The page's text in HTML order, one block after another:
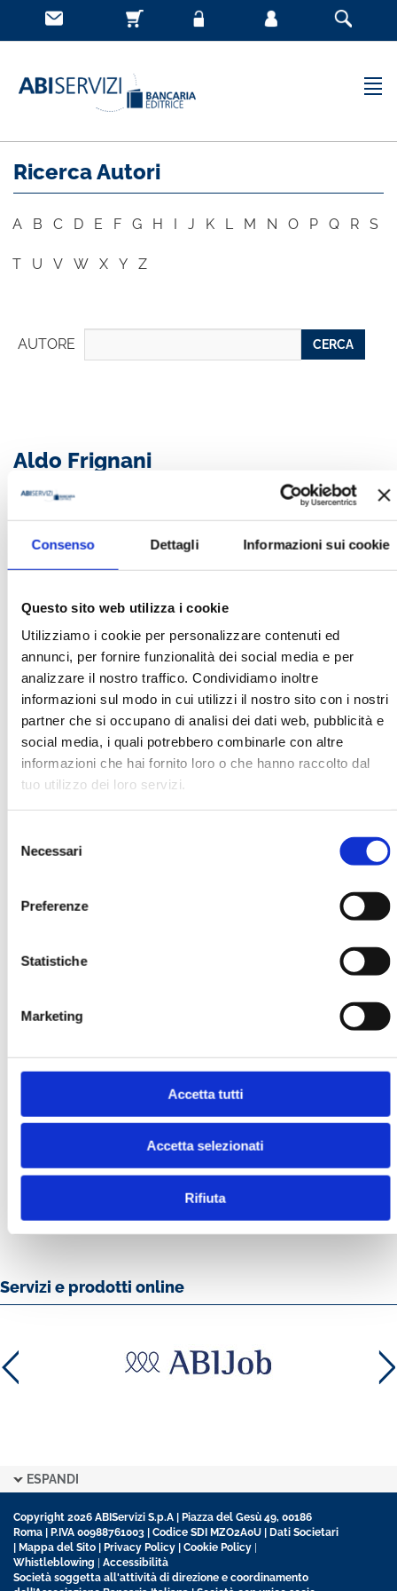
Consenso Dettagli Informazioni sui cookie
Questo sito web utilizza i cookie
Utilizziamo i cookie per personalizzare contenuti ed
annunci, per fornire funzionalità dei social media e per
analizzare il nostro traffico. Condividiamo inoltre
informazioni sul modo in cui utilizzi il nostro sito con i nostri
partner che si occupano di analisi dei dati web, pubblicità e
social media, i quali potrebbero combinarle con altre
informazioni che hai fornito loro o che hanno raccolto dal
tuo utilizzo dei loro servizi.
delNecessari
Preferenze
Statistiche
Marketing
Accetta tutti
Accetta selezionati
Rifiuta
Ricerca Autori
A B C D E F G H I J K L M N O P Q R S
T U V W X Y Z
AUTORE CERCA
Aldo Frignani
Ha pubblicato con noi
IL FACTORING A DIECI ANNI DALLA
LEGGE 52
MOSTRA
Servizi e prodotti online
ESPANDI
Copyright 2026 ABIServizi S.p.A | Piazza del Gesù 49, 00186
Roma | P.IVA 00988761003 | Codice SDI MZO2A0U |
Dati Societari
Mappa del Sito Privacy Policy Cookie Policy
Whistleblowing
Accessibilità
Società soggetta all'attività di direzione e coordinamento